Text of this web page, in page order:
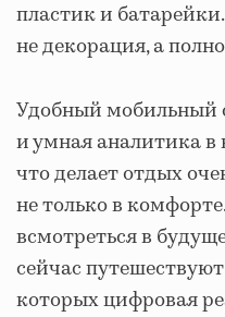
пластик и
не декорация, а
Удобный мобильный
и умная аналитика в
что делает отдых
не только в
всмотреться в
сейчас
которых цифровая